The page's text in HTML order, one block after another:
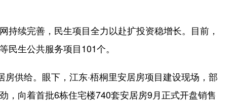
续完善，民生项目全力以赴扩投资稳增长。目前，
民生公共服务项目101个。
供给。眼下，江东·梧桐里安居房项目建设现场，部
，向着首批6栋住宅楼740套安居房9月正式开盘销售